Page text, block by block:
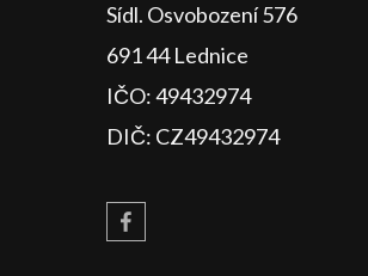
Sídl. Osvobození 576
691 44 Lednice
IČO: 49432974
DIČ: CZ49432974